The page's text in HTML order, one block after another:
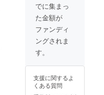
でに集まっ
た金額が
ファンディ
ングされま
す。
支援に関するよ
くある質問